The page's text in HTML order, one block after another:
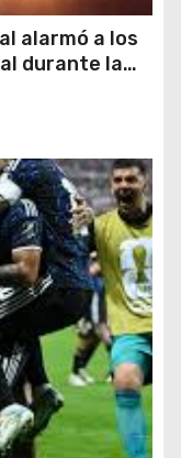
alarmó a los
durante la
de 2026